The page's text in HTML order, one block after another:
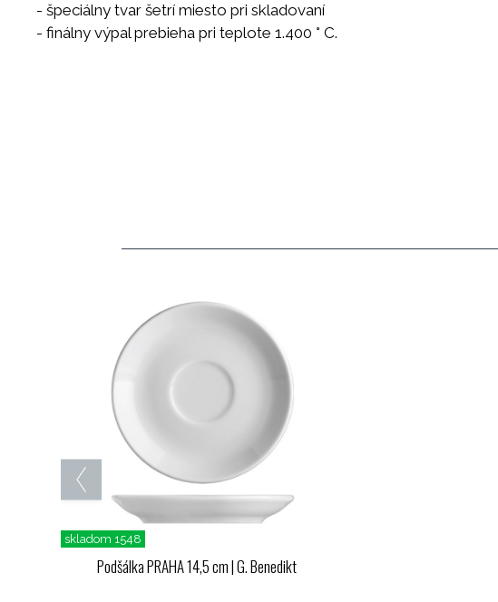
- špeciálny tvar šetrí miesto pri skladovaní
- finálny výpal prebieha pri teplote 1.400 ° C.
skladom 1548
Podšálka PRAHA 14,5 cm| G. Benedikt